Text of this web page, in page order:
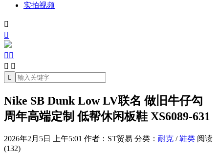
实拍视频


 
 

Nike SB Dunk Low LV联名 做旧牛仔勾
周年高端定制 低帮休闲板鞋 XS6089-631
2026年2月5日 上午5:01 作者：ST贸易 分类： 耐克 /鞋类 阅读
(132)